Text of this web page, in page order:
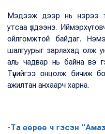
Мэдээж дээр нь нэрээ
утсаа үлдээнэ. Иймэрхүү
ойлгомжтой байдаг.
шалгуурыг зарлахад олж
аль чадвар нь байна вэ
Түүнийгээ онцолж бичиж
ажилтан анхаарч харна.
-Та өөрөө ч гэсэн